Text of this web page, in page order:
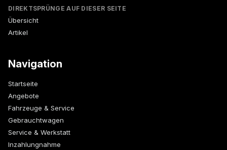
DIREKTSPRÜNGE AUF DIESER SEITE
Übersicht
Artikel
Navigation
Startseite
Angebote
Fahrzeuge & Service
Gebrauchtwagen
Service & Werkstatt
Inzahlungnahme